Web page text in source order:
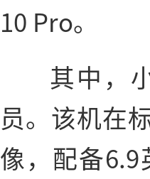
10 Pro。
其中，
员。该机在
像，配备